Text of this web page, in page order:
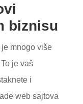
biznisu
mnogo više
je vaš
i
web sajtova